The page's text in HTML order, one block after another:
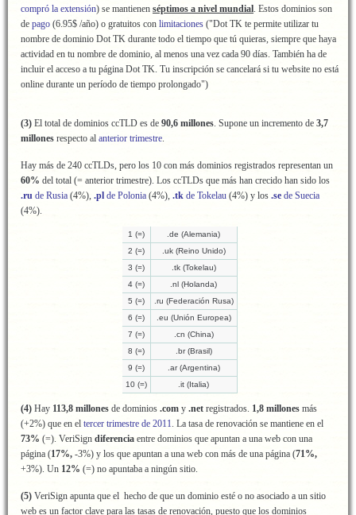
compró la extensión) se mantienen séptimos a nivel mundial. Estos dominios son
de pago (6.95$ /año) o gratuitos con limitaciones ("Dot TK te permite utilizar tu
nombre de dominio Dot TK durante todo el tiempo que tú quieras, siempre que haya
actividad en tu nombre de dominio, al menos una vez cada 90 días. También ha de
incluir el acceso a tu página Dot TK. Tu inscripción se cancelará si tu website no está
online durante un período de tiempo prolongado")
(3) El total de dominios ccTLD es de 90,6 millones. Supone un incremento de 3,7
millones respecto al anterior trimestre.
Hay más de 240 ccTLDs, pero los 10 con más dominios registrados representan un
60% del total (= anterior trimestre). Los ccTLDs que más han crecido han sido los
.ru de Rusia (4%), .pl de Polonia (4%), .tk de Tokelau (4%) y los .se de Suecia
(4%).
1 (=)
.de (Alemania)
2 (=)
.uk (Reino Unido)
3 (=)
.tk (Tokelau)
4 (=)
.nl (Holanda)
5 (=)
.ru (Federación Rusa)
6 (=)
.eu (Unión Europea)
7 (=)
.cn (China)
8 (=)
.br (Brasil)
9 (=)
.ar (Argentina)
10 (=)
.it (Italia)
(4) Hay 113,8 millones de dominios .com y .net registrados. 1,8 millones más
(+2%) que en el tercer trimestre de 2011. La tasa de renovación se mantiene en el
73% (=). VeriSign diferencia entre dominios que apuntan a una web con una
página (17%, -3%) y los que apuntan a una web con más de una página (71%,
+3%). Un 12% (=) no apuntaba a ningún sitio.
(5) VeriSign apunta que el hecho de que un dominio esté o no asociado a un sitio
web es un factor clave para las tasas de renovación, puesto que los dominios